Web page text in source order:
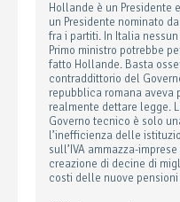
Hollande è un Presidente
un Presidente nominato
fra i partiti. In Italia
Primo ministro potrebbe
fatto Hollande. Basta
contraddittorio del
repubblica romana aveva
realmente dettare legge.
Governo tecnico è solo
l’inefficienza delle
sull’IVA ammazza-
creazione di decine di
costi delle nuove